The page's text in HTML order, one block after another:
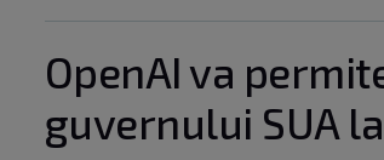
OpenAI va
guvernului SUA